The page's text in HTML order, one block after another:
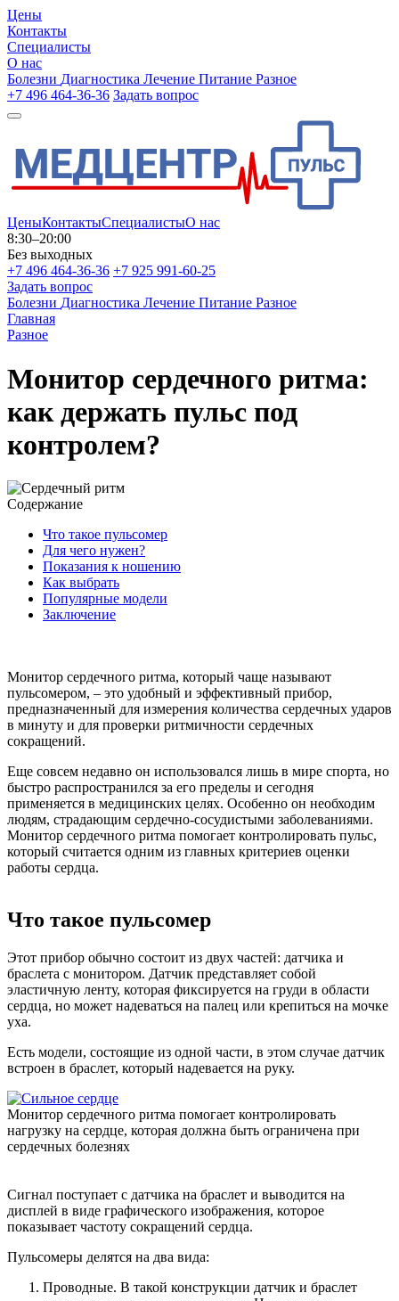
Цены
Контакты
Специалисты
О нас
Болезни Диагностика Лечение Питание Разное
+7 496 464-36-36 Задать вопрос
ЦеныКонтактыСпециалистыО нас
8:30–20:00
Без выходных
+7 496 464-36-36 +7 925 991-60-25
Задать вопрос
Болезни Диагностика Лечение Питание Разное
Главная
Разное
Монитор сердечного ритма:
как держать пульс под
контролем?
Содержание
Что такое пульсомер
Для чего нужен?
Показания к ношению
Как выбрать
Популярные модели
Заключение
Монитор сердечного ритма, который чаще называют
пульсомером, – это удобный и эффективный прибор,
предназначенный для измерения количества сердечных ударов
в минуту и для проверки ритмичности сердечных
сокращений.
Еще совсем недавно он использовался лишь в мире спорта, но
быстро распространился за его пределы и сегодня
применяется в медицинских целях. Особенно он необходим
людям, страдающим сердечно-сосудистыми заболеваниями.
Монитор сердечного ритма помогает контролировать пульс,
который считается одним из главных критериев оценки
работы сердца.
Что такое пульсомер
Этот прибор обычно состоит из двух частей: датчика и
браслета с монитором. Датчик представляет собой
эластичную ленту, которая фиксируется на груди в области
сердца, но может надеваться на палец или крепиться на мочке
уха.
Есть модели, состоящие из одной части, в этом случае датчик
встроен в браслет, который надевается на руку.
Монитор сердечного ритма помогает контролировать
нагрузку на сердце, которая должна быть ограничена при
сердечных болезнях
Сигнал поступает с датчика на браслет и выводится на
дисплей в виде графического изображения, которое
показывает частоту сокращений сердца.
Пульсомеры делятся на два вида:
Проводные. В такой конструкции датчик и браслет